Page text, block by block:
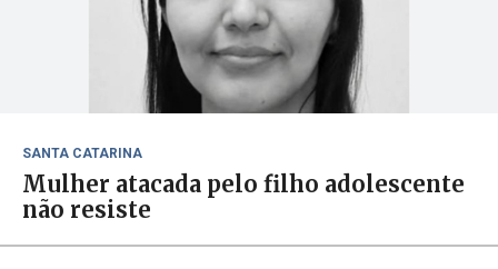
SANTA CATARINA
Mulher atacada pelo filho adolescente
não resiste